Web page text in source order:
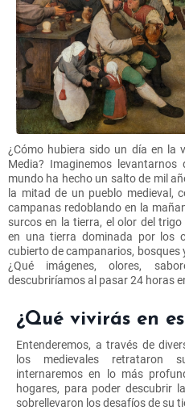
¿Cómo hubiera sido un día en la
Media? Imaginemos
mundo ha hecho un salto de mil
la mitad de un pueblo medieval,
campanas redoblando en la
surcos en la tierra, el olor del
en una tierra dominada por los
cubierto de campanarios, bosques
¿Qué imágenes, olores,
descubriríamos al pasar 24 horas
¿Qué vivirás en
Entenderemos, a través de
los medievales retrataron
internaremos en lo más
hogares, para poder descubrir
sobrellevaron los desafíos de su